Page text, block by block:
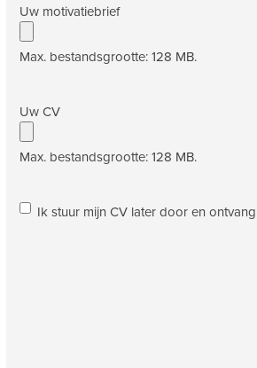
Uw motivatiebrief
Max. bestandsgrootte: 128 MB.
Uw CV
Max. bestandsgrootte: 128 MB.
Ik Ik stuur mijn CV later door en